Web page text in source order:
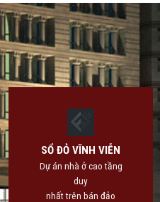
SỔ ĐỎ VĨNH VIỄN
Dự án nhà ở cao tầng
duy
nhất trên bán đảo